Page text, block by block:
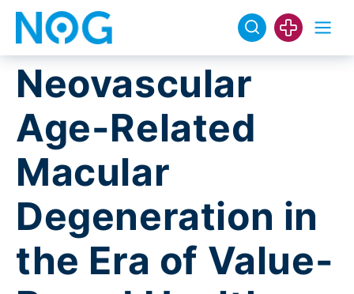
Neovascular
Age-Related
Macular
Degeneration in
the Era of Value-